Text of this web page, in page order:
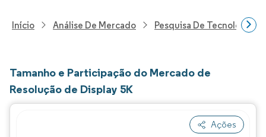
Início Análise De Mercado Pesquisa De Tecnologia,
Tamanho e Participação do Mercado de
Resolução de Display 5K
Ações